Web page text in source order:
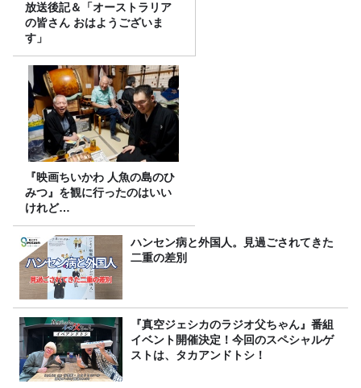
放送後記＆「オーストラリア
の皆さん おはようございま
す」
『映画ちいかわ 人魚の島のひ
みつ』を観に行ったのはいい
けれど…
ハンセン病と外国人。見過ごされてきた
二重の差別
『真空ジェシカのラジオ父ちゃん』番組
イベント開催決定！今回のスペシャルゲ
ストは、タカアンドトシ！